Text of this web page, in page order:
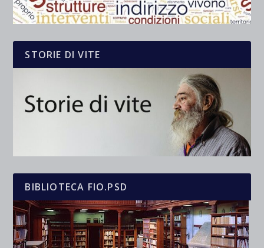
STORIE DI VITE
BIBLIOTECA FIO.PSD